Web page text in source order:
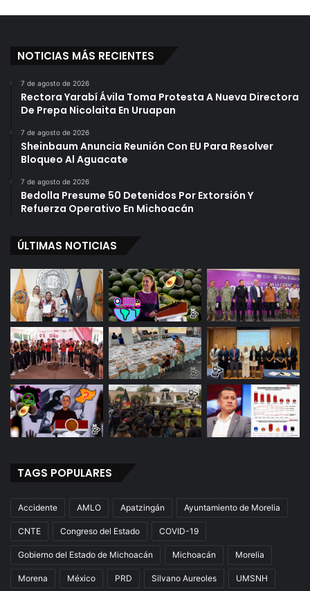
NOTICIAS MÁS RECIENTES
7 de agosto de 2026
Rectora Yarabí Ávila Toma Protesta A Nueva Directora
De Prepa Nicolaita En Uruapan
7 de agosto de 2026
Sheinbaum Anuncia Reunión Con EU Para Resolver
Bloqueo Al Aguacate
7 de agosto de 2026
Bedolla Presume 50 Detenidos Por Extorsión Y
Refuerza Operativo En Michoacán
ÚLTIMAS NOTICIAS
TAGS POPULARES
Accidente AMLO Apatzingán Ayuntamiento de Morelia
CNTE Congreso del Estado COVID-19
Gobierno del Estado de Michoacán Michoacán Morelia
Morena México PRD Silvano Aureoles UMSNH